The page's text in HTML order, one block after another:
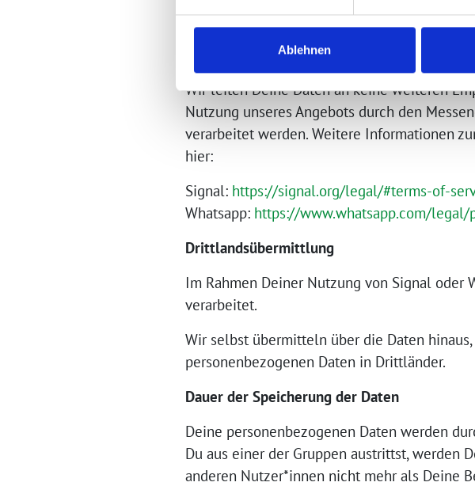
Ablehnen
Bei Nutzung einer Messengergruppe
Admins haben eine Schulung erhalten und
Regelungen zu beachten.
Wir leiten Deine Daten an keine weiteren
Nutzung unseres Angebots durch den
verarbeitet werden. Weitere Informationen
hier:
Signal: https://signal.org/legal/#terms-of-
Whatsapp: https://www.whatsapp.com/legal/
Drittlandsübermittlung
Im Rahmen Deiner Nutzung von Signal oder
verarbeitet.
Wir selbst übermitteln über die Daten
personenbezogenen Daten in Drittländer.
Dauer der Speicherung der Daten
Deine personenbezogenen Daten werden
Du aus einer der Gruppen austrittst, werden
anderen Nutzer*innen nicht mehr als Deine